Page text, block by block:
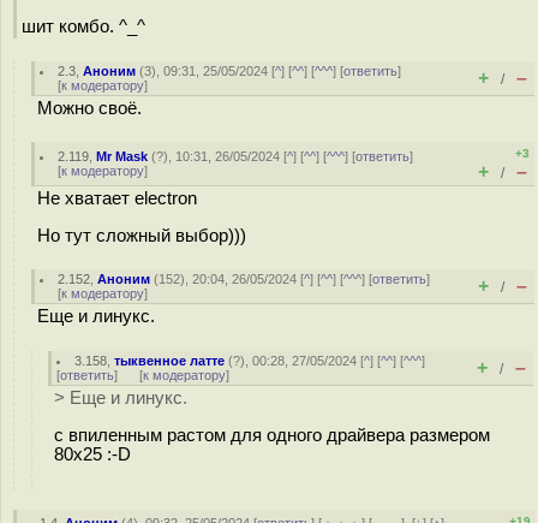
шит комбо. ^_^
2.3 ,Аноним (3), 09:31, 25/05/2024 [^] [^^] [^^^] [ответить]
[к модератору] + / –
Можно своё.
2.119 ,Mr Mask (?), 10:31, 26/05/2024 [^] [^^] [^^^] [ответить]
[к модератору]
+3
+ / –
Не хватает electron
Но тут сложный выбор)))
2.152 ,Аноним (152), 20:04, 26/05/2024 [^] [^^] [^^^] [ответить]
[к модератору] + / –
Еще и линукс.
3.158 ,тыквенное латте (?), 00:28, 27/05/2024 [^] [^^] [^^^]
[ответить] [к модератору] + / –
> Еще и линукс.
с впиленным растом для одного драйвера размером
80x25 :-D